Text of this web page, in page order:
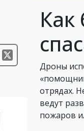
Как
Дроны
отрядах.
ведут
пожаров